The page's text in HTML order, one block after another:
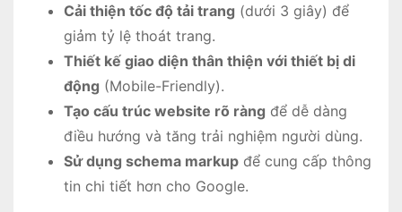
Cải thiện tốc độ tải trang (dưới 3 giây) để
giảm tỷ lệ thoát trang.
Thiết kế giao diện thân thiện với thiết bị di
động (Mobile-Friendly).
Tạo cấu trúc website rõ ràng để dễ dàng
điều hướng và tăng trải nghiệm người dùng.
Sử dụng schema markup để cung cấp thông
tin chi tiết hơn cho Google.